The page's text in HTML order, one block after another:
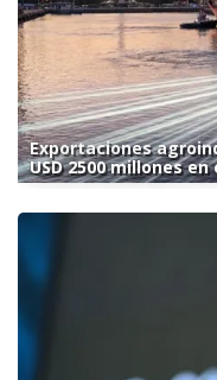
Exportaciones
USD 2500 millones